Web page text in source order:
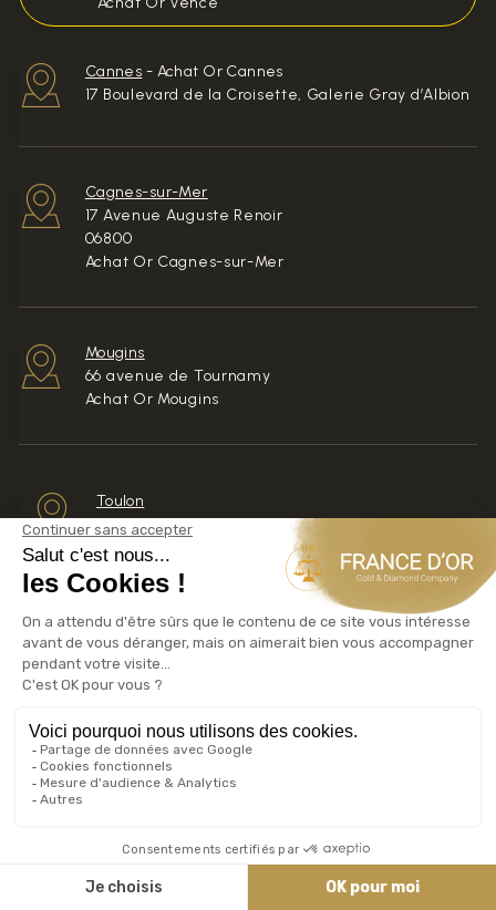
Cannes - Achat Or Cannes
17 Boulevard de la Croisette, Galerie Gray d’Albion
Cagnes-sur-Mer
17 Avenue Auguste Renoir
06800
Achat Or Cagnes-sur-Mer
Mougins
66 avenue de Tournamy
Achat Or Mougins
Toulon
6 rue Lamalgue
Achat Or Toulon
Calculateur TMP TPV
Taxe Métaux Précieux
Taxe sur les Plus Values
LINGOTS D’OR
LINGOT OR 500G
20 FRANCS OR NAPOLÉON
(LOUIS OR)